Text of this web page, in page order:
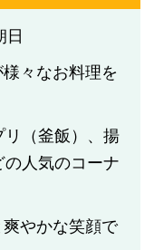
日
々なお料理を
（釜飯）、揚
人気のコーナ
やかな笑顔で